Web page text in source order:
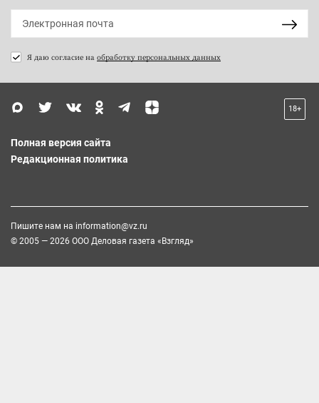
Я даю согласие на обработку персональных данных
18+
Полная версия сайта
Редакционная политика
Пишите нам на information@vz.ru
© 2005 — 2026 ООО Деловая газета «Взгляд»